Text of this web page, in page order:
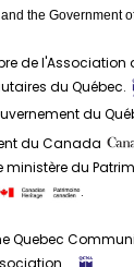
the Government
de l'Association
du Québec.
du
du Canada
ministère du
.
Quebec